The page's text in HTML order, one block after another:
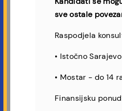
sve ostale
Raspodjela
• Istočno
• Mostar - do 14
Finansijsku